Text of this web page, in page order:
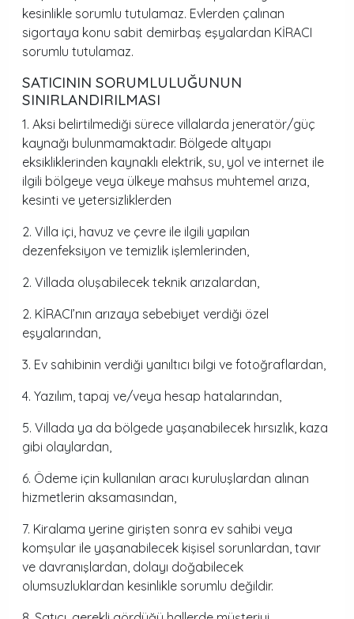
kesinlikle sorumlu tutulamaz. Evlerden çalınan
sigortaya konu sabit demirbaş eşyalardan KİRACI
sorumlu tutulamaz.
SATICININ SORUMLULUĞUNUN
SINIRLANDIRILMASI
1. Aksi belirtilmediği sürece villalarda jeneratör/güç
kaynağı bulunmamaktadır. Bölgede altyapı
eksikliklerinden kaynaklı elektrik, su, yol ve internet ile
ilgili bölgeye veya ülkeye mahsus muhtemel arıza,
kesinti ve yetersizliklerden
2. Villa içi, havuz ve çevre ile ilgili yapılan
dezenfeksiyon ve temizlik işlemlerinden,
2. Villada oluşabilecek teknik arızalardan,
2. KİRACI’nın arızaya sebebiyet verdiği özel
eşyalarından,
3. Ev sahibinin verdiği yanıltıcı bilgi ve fotoğraflardan,
4. Yazılım, tapaj ve/veya hesap hatalarından,
5. Villada ya da bölgede yaşanabilecek hırsızlık, kaza
gibi olaylardan,
6. Ödeme için kullanılan aracı kuruluşlardan alınan
hizmetlerin aksamasından,
7. Kiralama yerine girişten sonra ev sahibi veya
komşular ile yaşanabilecek kişisel sorunlardan, tavır
ve davranışlardan, dolayı doğabilecek
olumsuzluklardan kesinlikle sorumlu değildir.